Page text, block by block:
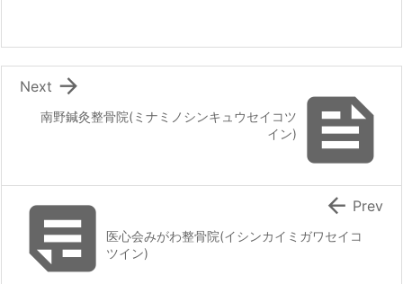

南野鍼灸整骨院(ミナミノシンキュウセイコツ
イン)

Next
医心会みがわ整骨院(イシンカイミガワセイコ
ツイン)
 Prev